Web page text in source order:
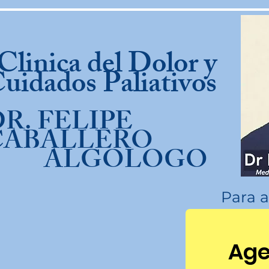
del Dolor y
Paliativos
FELIPE
Para